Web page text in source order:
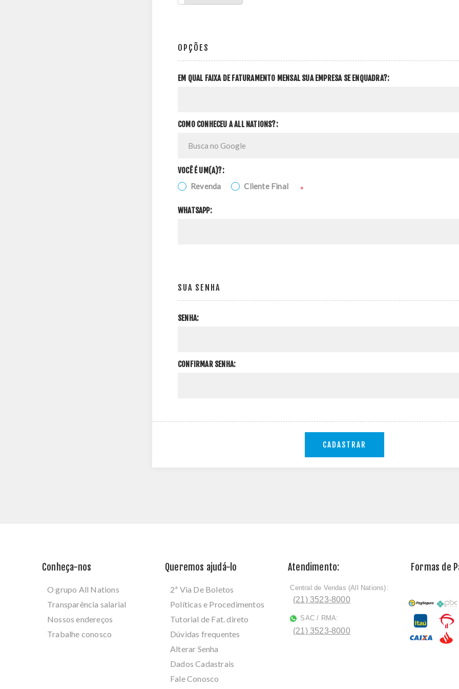
OPÇÕES
EM QUAL FAIXA DE FATURAMENTO MENSAL SUA EMPRESA SE ENQUADRA?:
COMO CONHECEU A ALL NATIONS?:
VOCÊ É UM(A)?:
Revenda Cliente Final *
WHATSAPP:
SUA SENHA
SENHA:
CONFIRMAR SENHA:
CADASTRAR
Conheça-nos
O grupo All Nations
Transparência salarial
Nossos endereços
Trabalhe conosco
Queremos ajudá-lo
2ª Via De Boletos
Políticas e Procedimentos
Tutorial de Fat. direto
Dúvidas frequentes
Alterar Senha
Dados Cadastrais
Fale Conosco
Atendimento:
ﾠCentral de Vendas (All Nations):
(21) 3523-8000
SAC / RMA:
(21) 3523-8000
Formas de